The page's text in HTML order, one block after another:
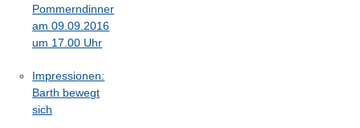
Pommerndinner
am 09.09.2016
um 17.00 Uhr
Impressionen:
Barth bewegt
sich